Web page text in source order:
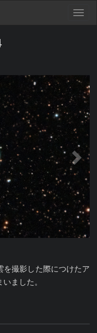
を撮影した際につけたア
ました。